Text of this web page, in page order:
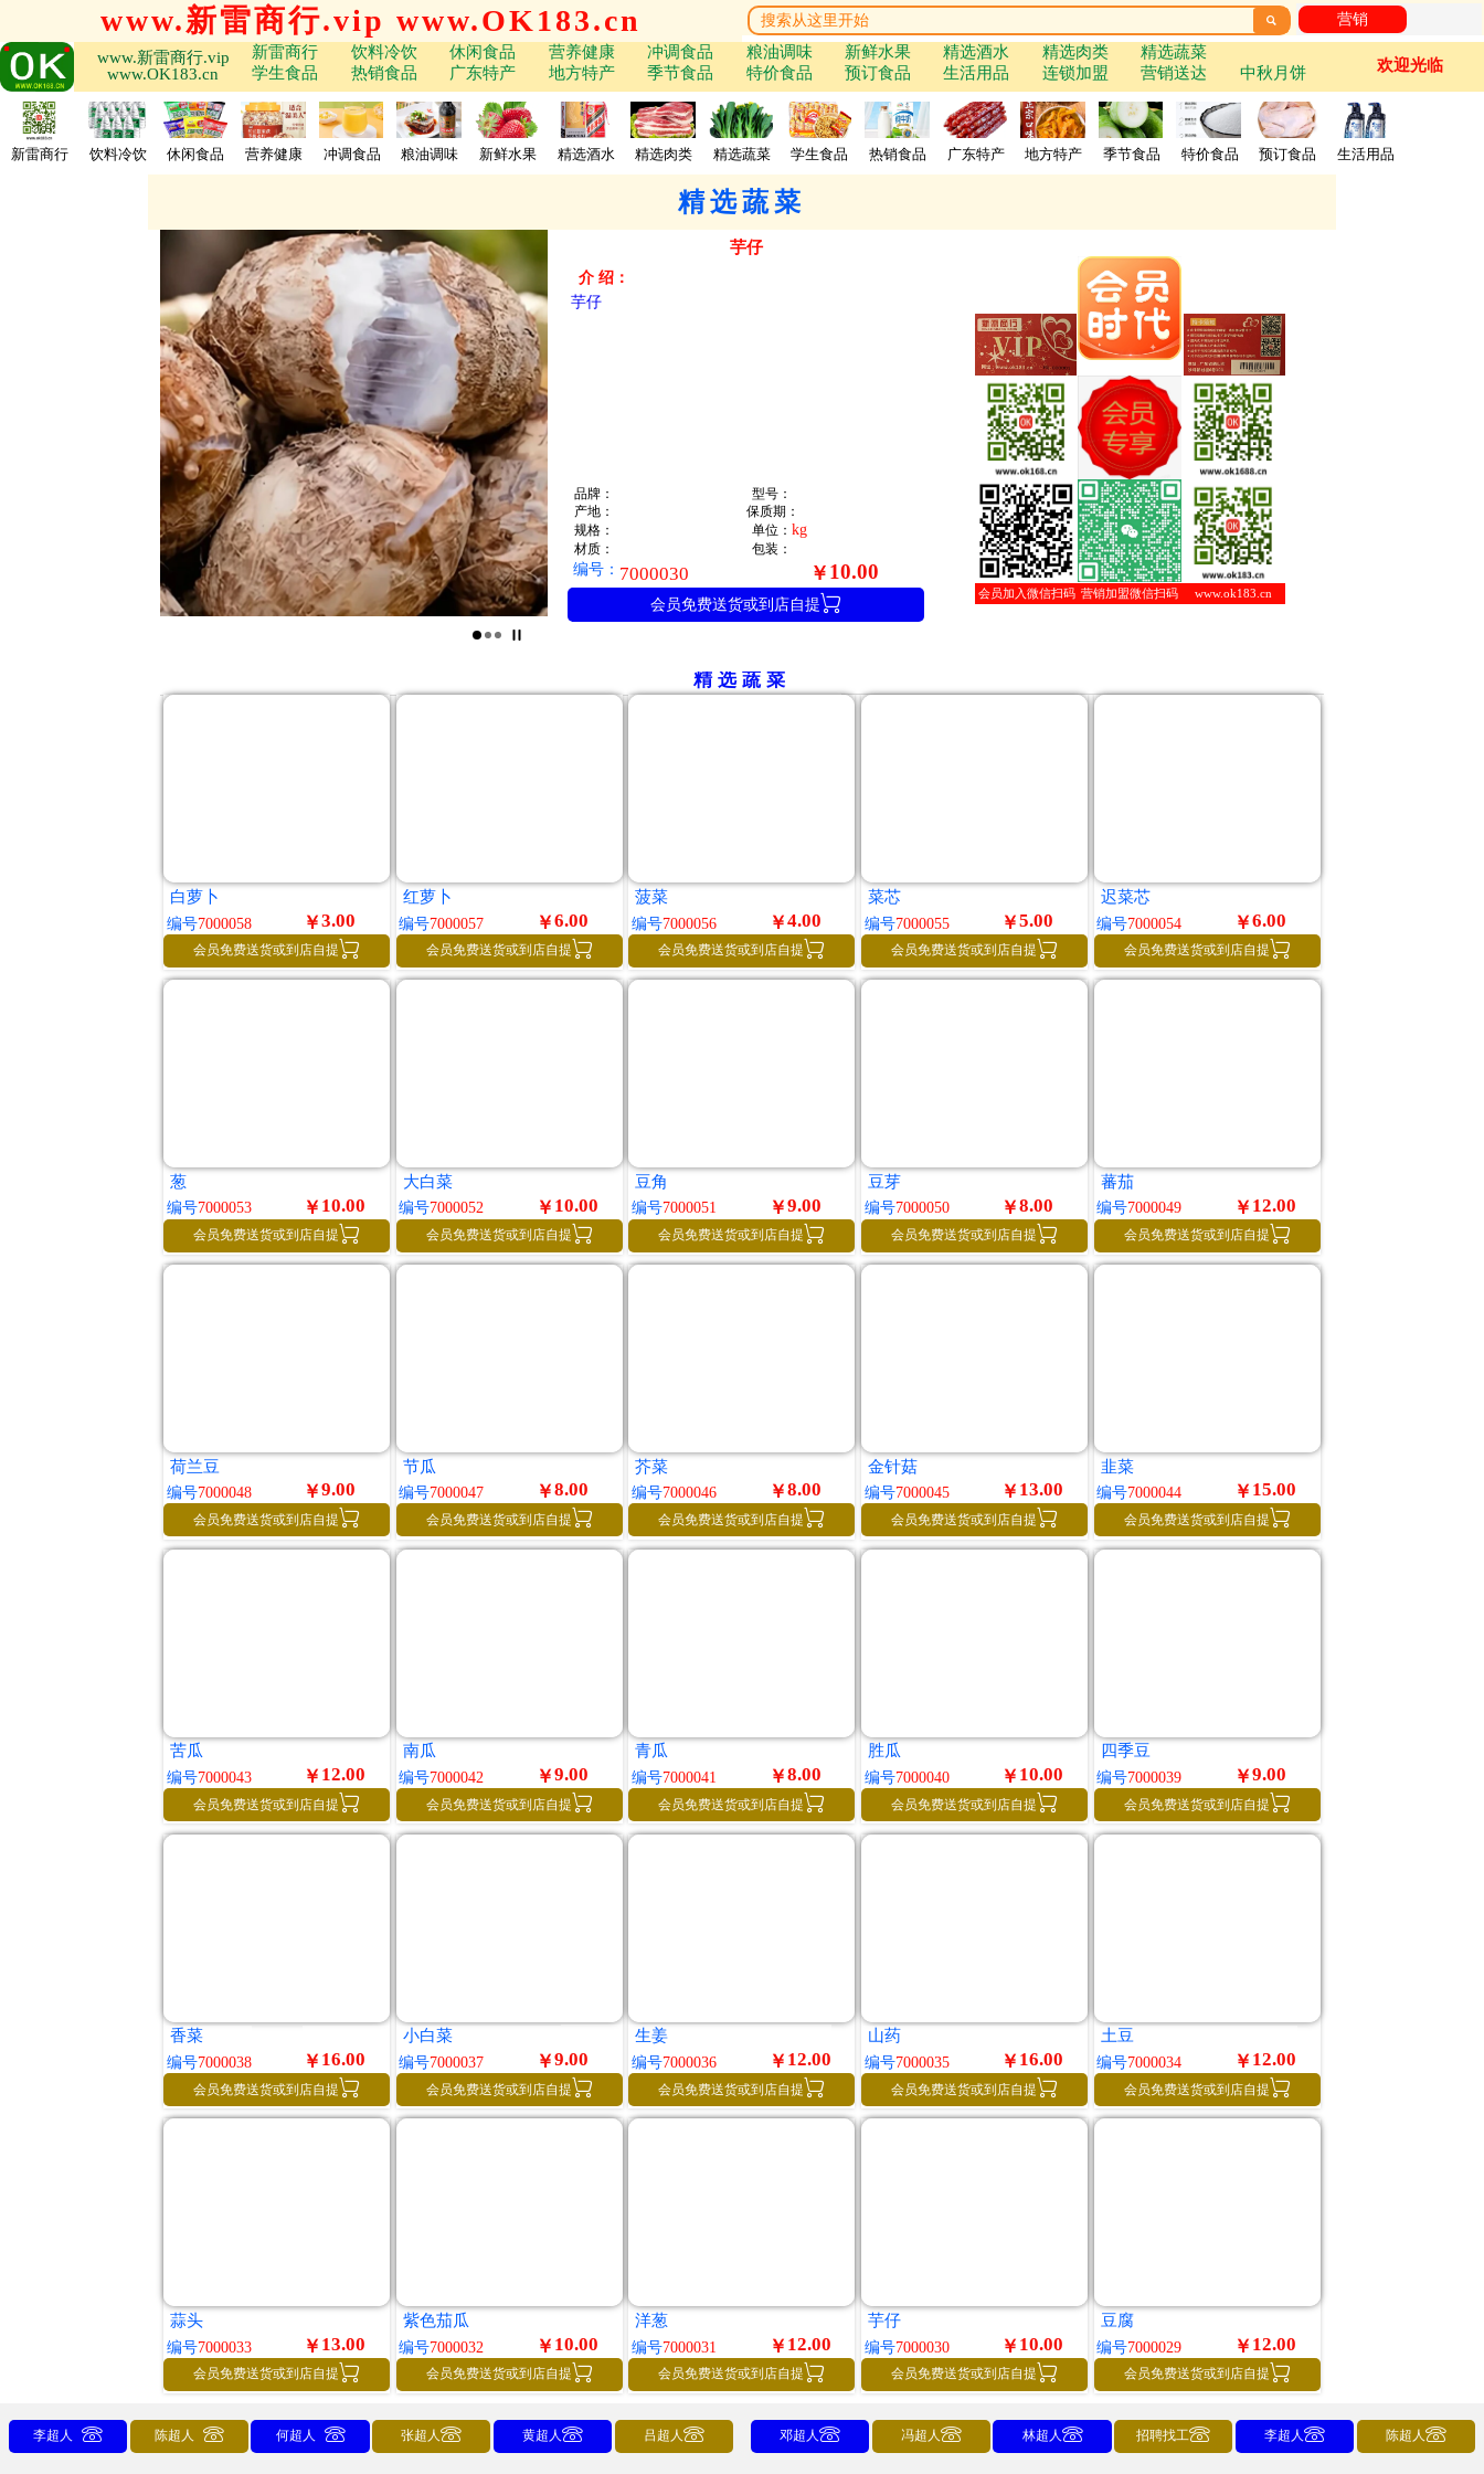
www.新雷商行.vip www.OK183.cn  营销
www.新雷商行.vip
www.OK183.cn
新雷商行 饮料冷饮 休闲食品 营养健康 冲调食品 粮油调味 新鲜水果 精选酒水 精选肉类
精选蔬菜
学生食品
热销食品 广东特产 地方特产 季节食品 特价食品 预订食品 生活用品 连锁加盟 营销送达 中秋月饼 欢迎光临
新雷商行 饮料冷饮 休闲食品 营养健康 冲调食品 粮油调味 新鲜水果 精选酒水 精选肉类 精选蔬菜 学生食品 热销食品 广东特产 地方特产 季节食品 特价食品 预订食品 生活用品
精选蔬菜
芋仔
介 绍：
芋仔
品牌：
型号：
产地：
保质期：
规格：
单位：kg
材质： 包装：
编号： 7000030 ￥ 10.00
会员免费送货或到店自提
会员加入微信扫码 营销加盟微信扫码 www.ok183.cn
精选蔬菜
白萝卜
编号7000058 ￥3.00
会员免费送货或到店自提 
红萝卜
编号7000057 ￥6.00
会员免费送货或到店自提 
菠菜
编号7000056 ￥4.00
会员免费送货或到店自提 
菜芯
编号7000055 ￥5.00
会员免费送货或到店自提 
迟菜芯
编号7000054 ￥6.00
会员免费送货或到店自提 
葱
编号7000053 ￥ 10.00
会员免费送货或到店自提 
大白菜
编号7000052 ￥ 10.00
会员免费送货或到店自提 
豆角
编号7000051 ￥9.00
会员免费送货或到店自提 
豆芽
编号7000050 ￥8.00
会员免费送货或到店自提 
蕃茄
编号7000049 ￥ 12.00
会员免费送货或到店自提 
荷兰豆
编号7000048 ￥9.00
会员免费送货或到店自提 
节瓜
编号7000047 ￥8.00
会员免费送货或到店自提 
芥菜
编号7000046 ￥8.00
会员免费送货或到店自提 
金针菇
编号7000045 ￥ 13.00
会员免费送货或到店自提 
韭菜
编号7000044 ￥ 15.00
会员免费送货或到店自提 
苦瓜
编号7000043 ￥ 12.00
会员免费送货或到店自提 
南瓜
编号7000042 ￥9.00
会员免费送货或到店自提 
青瓜
编号7000041 ￥8.00
会员免费送货或到店自提 
胜瓜
编号7000040 ￥ 10.00
会员免费送货或到店自提 
四季豆
编号7000039 ￥9.00
会员免费送货或到店自提 
香菜
编号7000038 ￥ 16.00
会员免费送货或到店自提 
小白菜
编号7000037 ￥9.00
会员免费送货或到店自提 
生姜
编号7000036 ￥ 12.00
会员免费送货或到店自提 
山药
编号7000035 ￥ 16.00
会员免费送货或到店自提 
土豆
编号7000034 ￥ 12.00
会员免费送货或到店自提 
蒜头
编号7000033 ￥ 13.00
会员免费送货或到店自提 
紫色茄瓜
编号7000032 ￥ 10.00
会员免费送货或到店自提 
洋葱
编号7000031 ￥ 12.00
会员免费送货或到店自提 
芋仔
编号7000030 ￥ 10.00
会员免费送货或到店自提 
豆腐
编号7000029 ￥ 12.00
会员免费送货或到店自提 
李超人  陈超人  何超人  张超人 黄超人 吕超人 邓超人 冯超人 林超人 招聘找工 李超人 陈超人